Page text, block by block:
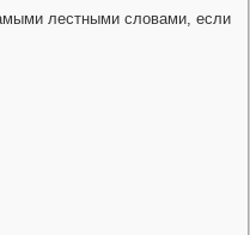
лестными словами, если